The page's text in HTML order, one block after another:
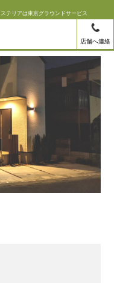
テリアは東京グラウンドサービス
店舗へ連絡